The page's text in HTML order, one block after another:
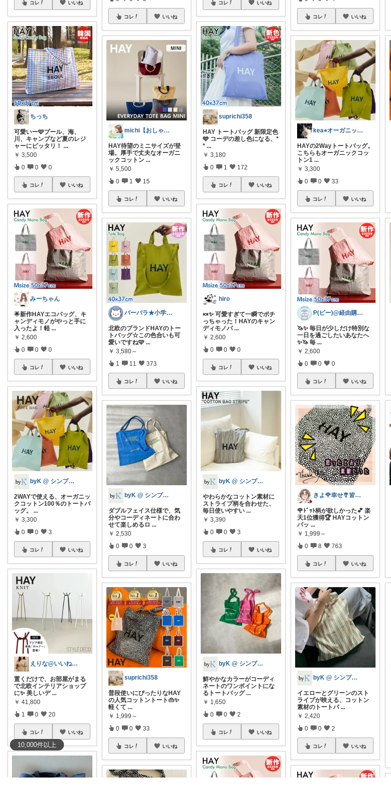
10,000件以上
コレ いいね
ちっち
可愛いー🩷プール、海、
川、キャンプなど夏のレジ
ャーにピッタリ！ ...
￥ 3,500
0 0 0
コレ いいね
みーちゃん
🌟新作HAYエコバッグ、キ
ャンディモノがやっと手に
入ったよ！軽 ...
￥ 2,600
0 0 0
コレ いいね
byK @ シンプル好き
2WAYで使える、オーガニッ
クコットン100％のトートバ
ッグ。
...
￥ 3,300
0 0 3
コレ いいね
えりな@いいね100%バック💓
置くだけで、お部屋がまる
で北欧インテリアショップ
に✨ 美しいデ ...
￥ 41,800
1 0 20
コレ いいね
コレ いいね
michi【おしゃれ、大人カジュアル】
HAY待望のミニサイズが登
場。厚手で丈夫なオーガニ
ックコットン ...
￥ 5,500
0 1 15
コレ いいね
バーバラ★小学男子子育て中
北欧のブランドHAYのトー
トバッグ☆この色合いも可
愛いですね🩷 ...
￥ 3,580～
1 11 373
コレ いいね
byK @ シンプル好き
ダブルフェイス仕様で、気
分やコーディネートに合わ
せて楽しめるロ ...
￥ 2,530
0 0 3
コレ いいね
suprichi358
普段使いにぴったりなHAY
の人気コットントート👜✨
軽くて ...
￥ 1,999～
0 0 33
コレ いいね
コレ いいね
suprichi358
HAY トートバッグ 新限定色
🩵 コーデの差し色になる、*
* ...
￥ 3,180
0 1 172
コレ いいね
hiro
🍬✨ 可愛すぎて一瞬でポチ
っちゃった！HAYのキャン
ディモノバ ...
￥ 2,600
0 0 0
コレ いいね
byK @ シンプル好き
やわらかなコットン素材に
ストライプ柄を合わせた、
毎日使いやすい ...
￥ 3,390
0 0 3
コレ いいね
byK @ シンプル好き
鮮やかなカラーがコーディ
ネートのワンポイントにな
るトートバッグ ...
￥ 1,650
0 0 2
コレ いいね
コレ いいね
kea⭐︎オーガニックアイテム
HAYの2Wayトートバッグ。
こちらもオーガニックコッ
トン1 ...
￥ 3,300
0 0 33
コレ いいね
P(ピー)@経由購入します！
🦄✨ 毎日が少しだけ特別な
一日を過ごしたいあなたへ
✨🦄 毎 ...
￥ 2,600
0 0 0
コレ いいね
きよ🌹幸せ🎐皆様のお心遣いに感謝💖
🌹ﾄﾞｯﾄ柄が欲しかった💕 楽
天1位獲得🏆 HAYコットン
バッ ...
￥ 1,999～
0 8 763
コレ いいね
byK @ シンプル好き
イエローとグリーンのスト
ライプが映える、コットン
素材のトートバ ...
￥ 2,420
0 0 2
コレ いいね